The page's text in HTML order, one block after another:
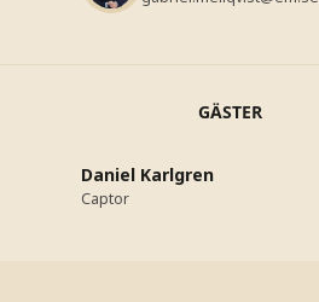
GÄSTER
Daniel Karlgren
Captor